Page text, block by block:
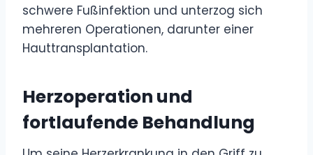
schwere Fußinfektion und unterzog sich
mehreren Operationen, darunter einer
Hauttransplantation.
Herzoperation und
fortlaufende Behandlung